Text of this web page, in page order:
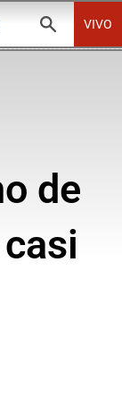
VIVO
de